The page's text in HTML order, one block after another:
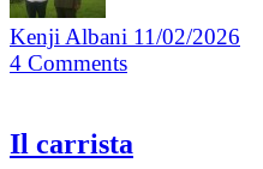
Kenji Albani 11/02/2026
4 Comments
Il carrista